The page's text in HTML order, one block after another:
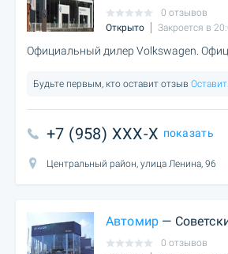
0 отзывов
Открыто
Закроется в
Официальный дилер Volkswagen.
Будьте первым, кто оставит отзыв
+7 (958) XXX-X показать
Центральный район, улица Ленина, 96
Автомир —
0 отзывов